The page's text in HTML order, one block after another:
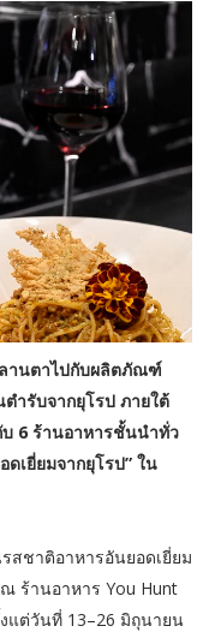
านตาไปกับผลิตภัณฑ์
ำรับจากยุโรป ภายใต้
บ 6 ร้านอาหารชั้นนำทั่ว
เยี่ยมจากยุโรป” ใน
สชาติอาหารอันยอดเยี่ยม
ร้านอาหาร You Hunt
แต่วันที่ 13–26 มิถุนายน